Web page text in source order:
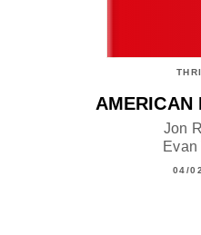
AMERICAN
Jon
04/